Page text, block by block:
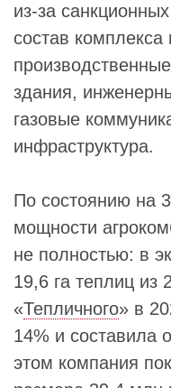
из‑за
состав
здания,
газовые
инфраструктура.
По состоянию на
мощности
не полностью: в
19,6 га теплиц из
«Тепличного» в
14% и составила
этом компания